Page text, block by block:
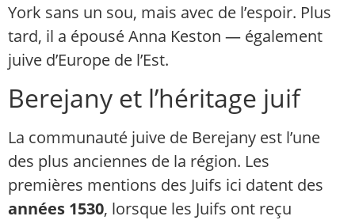
York sans un sou, mais avec de l’espoir. Plus
tard, il a épousé Anna Keston — également
juive d’Europe de l’Est.
Berejany et l’héritage juif
La communauté juive de Berejany est l’une
des plus anciennes de la région. Les
premières mentions des Juifs ici datent des
années 1530, lorsque les Juifs ont reçu